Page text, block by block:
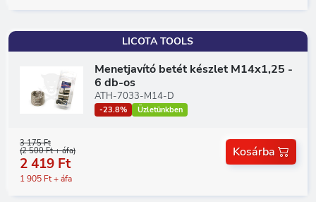
LICOTA TOOLS
Menetjavító betét készlet M14x1,25 -
6 db-os
ATH-7033-M14-D
-23.8% Üzletünkben
3 175 Ft
(2 500 Ft + áfa)
2 419 Ft
1 905 Ft + áfa
Kosárba